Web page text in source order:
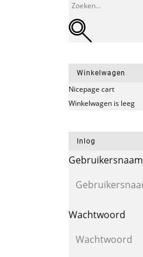
Winkelwagen
Nicepage cart
Winkelwagen is leeg
Inlog
Gebruikersnaam
Wachtwoord